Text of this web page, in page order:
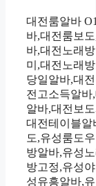
대전룸알바
바,대전룸보
바,대전노래
미,대전노래
당일알바,대
전고소득알
알바,대전보
대전테이블알
도,유성룸도
방알바,유성
방고정,유성
성유흥알바,